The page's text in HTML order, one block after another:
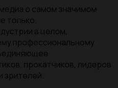
о самом значимом
только.
в целом,
профессиональному
прокатчиков, лидеров
зрителей.